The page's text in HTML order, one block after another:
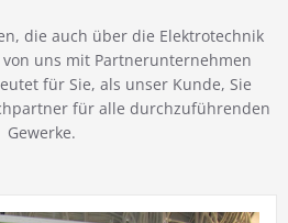
die auch über die Elektrotechnik
uns mit Partnerunternehmen
für Sie, als unser Kunde, Sie
für alle durchzuführenden
Gewerke.